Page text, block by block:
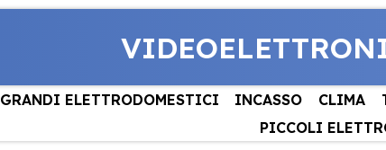
GRANDI ELETTRODOMESTICI INCASSO CLIMA
PICCOLI